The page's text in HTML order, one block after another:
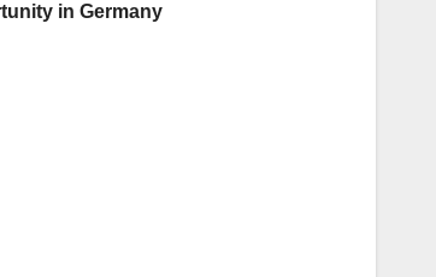
in Germany